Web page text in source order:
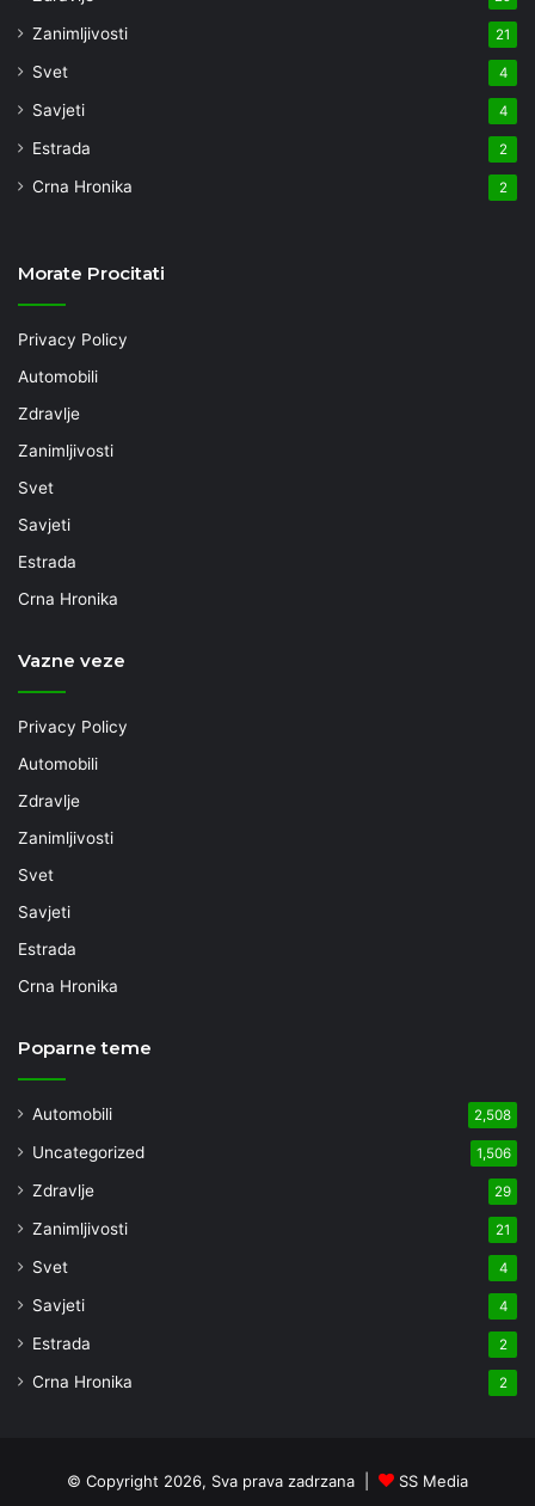
Zanimljivosti 21
Svet 4
Savjeti 4
Estrada 2
Crna Hronika 2
Morate Procitati
Privacy Policy
Automobili
Zdravlje
Zanimljivosti
Svet
Savjeti
Estrada
Crna Hronika
Vazne veze
Privacy Policy
Automobili
Zdravlje
Zanimljivosti
Svet
Savjeti
Estrada
Crna Hronika
Poparne teme
Automobili 2,508
Uncategorized 1,506
Zdravlje 29
Zanimljivosti 21
Svet 4
Savjeti 4
Estrada 2
Crna Hronika 2
© Copyright 2026, Sva prava zadrzana | SS Media